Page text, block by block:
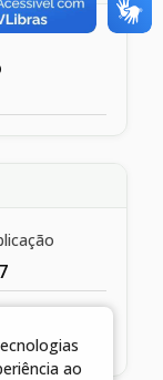
ao